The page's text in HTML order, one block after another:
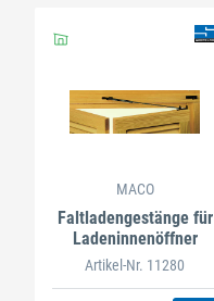
MACO
Faltladengestänge für
Ladeninnenöffner
Artikel-Nr. 11280